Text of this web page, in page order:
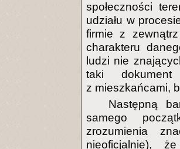
społeczności
udziału w
firmie z
charakteru
ludzi nie
taki
z mieszkańcami,
Następną
samego
zrozumienia
nieoficjalnie),